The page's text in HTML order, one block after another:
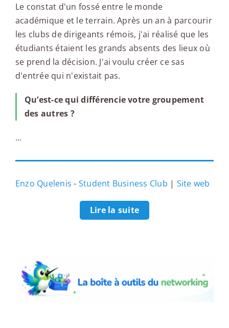
Le constat d'un fossé entre le monde
académique et le terrain. Après un an à parcourir
les clubs de dirigeants rémois, j'ai réalisé que les
étudiants étaient les grands absents des lieux où
se prend la décision. J'ai voulu créer ce sas
d'entrée qui n'existait pas.
Qu’est-ce qui différencie votre groupement
des autres ?
...
Enzo Quelenis - Student Business Club | Site web
Lire la suite